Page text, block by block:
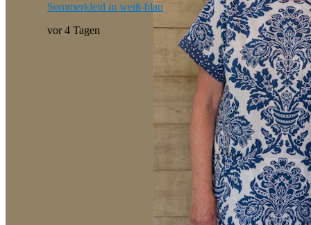
Sommerkleid in weiß-blau
vor 4 Tagen